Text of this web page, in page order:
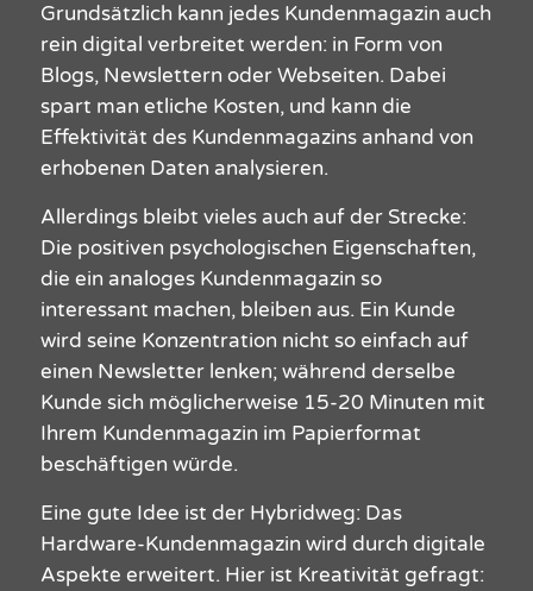
Grundsätzlich kann jedes Kundenmagazin auch
rein digital verbreitet werden: in Form von
Blogs, Newslettern oder Webseiten. Dabei
spart man etliche Kosten, und kann die
Effektivität des Kundenmagazins anhand von
erhobenen Daten analysieren.
Allerdings bleibt vieles auch auf der Strecke:
Die positiven psychologischen Eigenschaften,
die ein analoges Kundenmagazin so
interessant machen, bleiben aus. Ein Kunde
wird seine Konzentration nicht so einfach auf
einen Newsletter lenken; während derselbe
Kunde sich möglicherweise 15-20 Minuten mit
Ihrem Kundenmagazin im Papierformat
beschäftigen würde.
Eine gute Idee ist der Hybridweg: Das
Hardware-Kundenmagazin wird durch digitale
Aspekte erweitert. Hier ist Kreativität gefragt: